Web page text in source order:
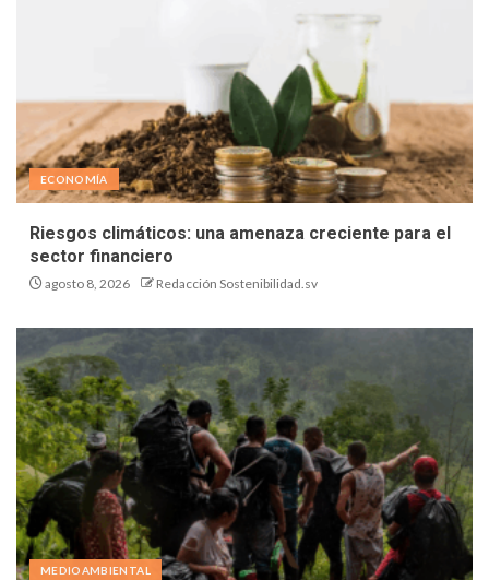
ECONOMÍA
Riesgos climáticos: una amenaza creciente para el
sector financiero
agosto 8, 2026 Redacción Sostenibilidad.sv
MEDIOAMBIENTAL